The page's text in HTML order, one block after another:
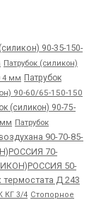
90-35-150-
Патрубок (силикон)
4 мм Патрубок
90-60/65-150-150
(силикон) 90-75-
мм Патрубок
90-70-85-
70-
50-
термостата Д 243
КГ 3/4 Стопорное